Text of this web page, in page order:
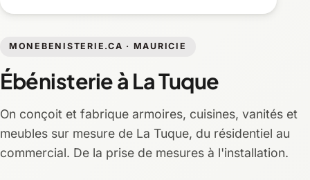
MONEBENISTERIE.CA · MAURICIE
Ébénisterie à La Tuque
On conçoit et fabrique armoires, cuisines, vanités et
meubles sur mesure de La Tuque, du résidentiel au
commercial. De la prise de mesures à l'installation.